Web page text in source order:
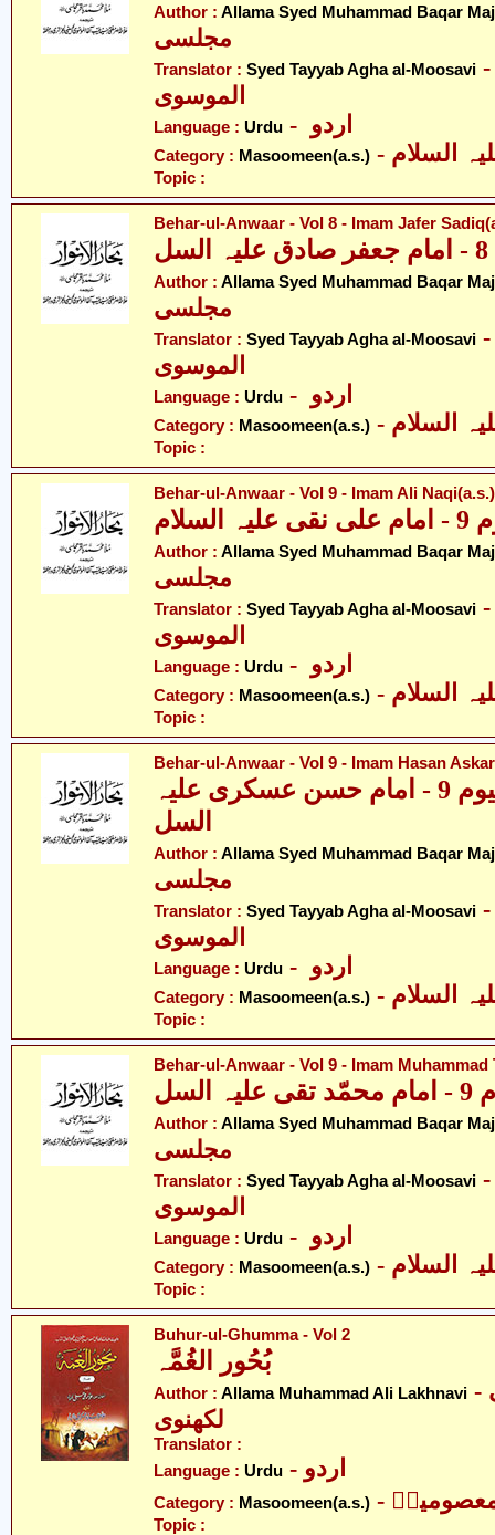
Author : Allama Syed Muhammad Baqar
Translator : Syed Tayyab Agha al-Moosavi آغا
الموسوی
Language : Urdu
Category : Masoomeen(a.s.)
Topic :
Behar-ul-Anwaar - Vol 8 - Imam Jafer
Author : Allama Syed Muhammad Baqar
Translator : Syed Tayyab Agha al-Moosavi آغا
الموسوی
Language : Urdu
Category : Masoomeen(a.s.)
Topic :
Behar-ul-Anwaar - Vol 9 - Imam Ali Naqi(a.s.)
Author : Allama Syed Muhammad Baqar
Translator : Syed Tayyab Agha al-Moosavi آغا
الموسوی
Language : Urdu
Category : Masoomeen(a.s.)
Topic :
Behar-ul-Anwaar - Vol 9 - Imam Hasan
بحار الانوار - والیوم 9 - امام حسن عسکری علیہ
السل
Author : Allama Syed Muhammad Baqar
Translator : Syed Tayyab Agha al-Moosavi آغا
الموسوی
Language : Urdu
Category : Masoomeen(a.s.)
Topic :
Behar-ul-Anwaar - Vol 9 - Imam Muhammad
Author : Allama Syed Muhammad Baqar
Translator : Syed Tayyab Agha al-Moosavi آغا
الموسوی
Language : Urdu
Category : Masoomeen(a.s.)
Topic :
Buhur-ul-Ghumma - Vol 2
بُحُور الغُمَّہ
Author : Allama Muhammad Ali Lakhnavi - علامہ محمّد علی
لکھنوی
Translator :
Language : Urdu - اردو
Category : Masoomeen(a.s.) معصومینؑ
Topic :